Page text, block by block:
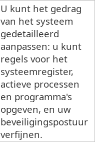
U kunt het gedrag
van het systeem
gedetailleerd
aanpassen: u kunt
regels voor het
systeemregister,
actieve processen
en programma's
opgeven, en uw
beveiligingspostuur
verfijnen.